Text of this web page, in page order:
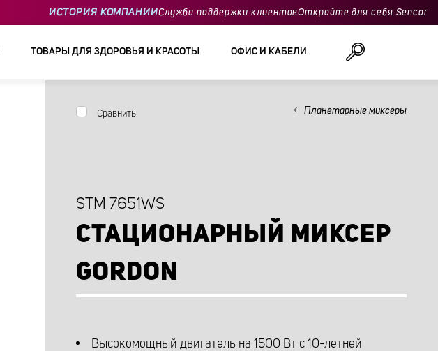
ИСТОРИЯ КОМПАНИИСлужба поддержки клиентовОткройте для себя Sencor
ТОВАРЫ ДЛЯ ЗДОРОВЬЯ И КРАСОТЫ ОФИС И КАБЕЛИ
Сравнить Планетарные миксеры
STM 7651WS
СТАЦИОНАРНЫЙ МИКСЕР
GORDON
Высокомощный двигатель на 1500 Вт с 10-летней